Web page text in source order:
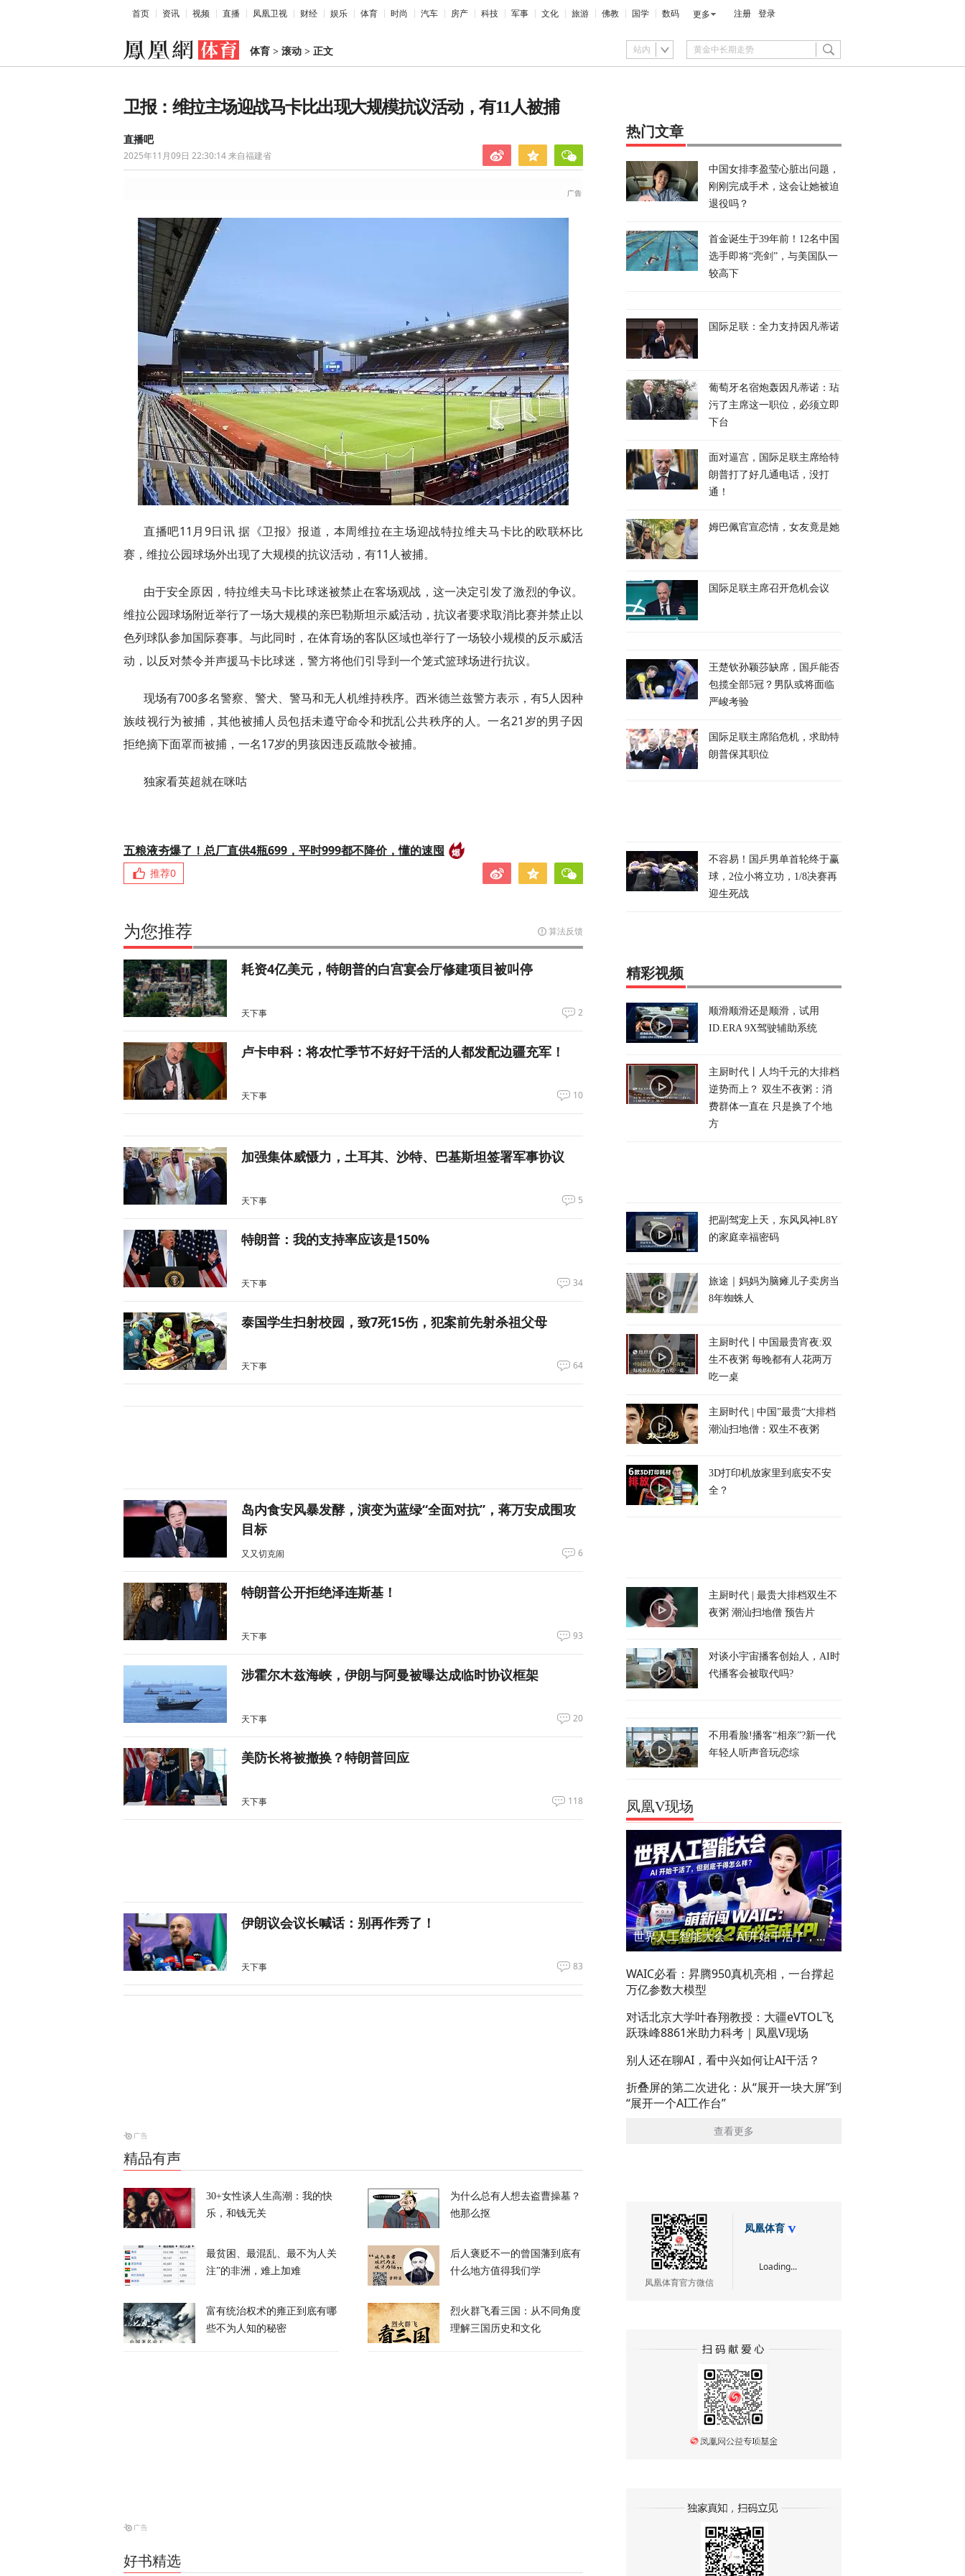
首页 资讯 视频 直播 凤凰卫视 财经 娱乐 体育 时尚 汽车 房产 科技 军事 文化 旅游 佛教 国学 数码 更多 注册 登录
体育 > 滚动 > 正文 站内
卫报：维拉主场迎战马卡比出现大规模抗议活动，有11人被捕
直播吧
2025年11月09日 22:30:14来自福建省
直播吧11月9日讯 据《卫报》报道，本周维拉在主场迎战特拉维夫马卡比的欧联杯比
赛，维拉公园球场外出现了大规模的抗议活动，有11人被捕。
由于安全原因，特拉维夫马卡比球迷被禁止在客场观战，这一决定引发了激烈的争议。
维拉公园球场附近举行了一场大规模的亲巴勒斯坦示威活动，抗议者要求取消比赛并禁止以
色列球队参加国际赛事。与此同时，在体育场的客队区域也举行了一场较小规模的反示威活
动，以反对禁令并声援马卡比球迷，警方将他们引导到一个笼式篮球场进行抗议。
现场有700多名警察、警犬、警马和无人机维持秩序。西米德兰兹警方表示，有5人因种
族歧视行为被捕，其他被捕人员包括未遵守命令和扰乱公共秩序的人。一名21岁的男子因
拒绝摘下面罩而被捕，一名17岁的男孩因违反疏散令被捕。
独家看英超就在咪咕
五粮液夯爆了！总厂直供4瓶699，平时999都不降价，懂的速囤
推荐0
为您推荐 算法反馈
耗资4亿美元，特朗普的白宫宴会厅修建项目被叫停
天下事 2
卢卡申科：将农忙季节不好好干活的人都发配边疆充军！
天下事 10
加强集体威慑力，土耳其、沙特、巴基斯坦签署军事协议
天下事 5
特朗普：我的支持率应该是150%
天下事 34
泰国学生扫射校园，致7死15伤，犯案前先射杀祖父母
天下事 64
岛内食安风暴发酵，演变为蓝绿“全面对抗”，蒋万安成围攻
目标
又又切克闹 6
特朗普公开拒绝泽连斯基！
天下事 93
涉霍尔木兹海峡，伊朗与阿曼被曝达成临时协议框架
天下事 20
美防长将被撤换？特朗普回应
天下事 118
伊朗议会议长喊话：别再作秀了！
天下事 83
特朗普所乘直升机遭遇飞行安全事件，现场监控画面曝光
天下事
岛内演习首日，台军丢盔弃甲，赖清德深夜逃跑，赌解放军
精品有声
30+女性谈人生高潮：我的快
乐，和钱无关
为什么总有人想去盗曹操墓？
他那么抠
最贫困、最混乱、最不为人关
注”的非洲，难上加难
后人褒贬不一的曾国藩到底有
什么地方值得我们学
富有统治权术的雍正到底有哪
些不为人知的秘密
烈火群飞看三国：从不同角度
理解三国历史和文化
好书精选
热门文章
中国女排李盈莹心脏出问题，
刚刚完成手术，这会让她被迫
退役吗？
首金诞生于39年前！12名中国
选手即将“亮剑”，与美国队一
较高下
国际足联：全力支持因凡蒂诺
葡萄牙名宿炮轰因凡蒂诺：玷
污了主席这一职位，必须立即
下台
面对逼宫，国际足联主席给特
朗普打了好几通电话，没打
通！
姆巴佩官宣恋情，女友竟是她
国际足联主席召开危机会议
王楚钦孙颖莎缺席，国乒能否
包揽全部5冠？男队或将面临
严峻考验
国际足联主席陷危机，求助特
朗普保其职位
不容易！国乒男单首轮终于赢
球，2位小将立功，1/8决赛再
迎生死战
精彩视频
顺滑顺滑还是顺滑，试用
ID.ERA 9X驾驶辅助系统
主厨时代丨人均千元的大排档
逆势而上？ 双生不夜粥：消
费群体一直在 只是换了个地
方
把副驾宠上天，东风风神L8Y
的家庭幸福密码
旅途｜妈妈为脑瘫儿子卖房当
8年蜘蛛人
主厨时代丨中国最贵宵夜:双
生不夜粥 每晚都有人花两万
吃一桌
主厨时代 | 中国”最贵“大排档
潮汕扫地僧：双生不夜粥
3D打印机放家里到底安不安
全？
主厨时代 | 最贵大排档双生不
夜粥 潮汕扫地僧 预告片
对谈小宇宙播客创始人，AI时
代播客会被取代吗?
不用看脸!播客“相亲”?新一代
年轻人听声音玩恋综
凤凰V现场
世界人工智能大会：AI开始干活了，但到底干的怎么样？萌新闯WAIC
WAIC必看：昇腾950真机亮相，一台撑起
万亿参数大模型
对话北京大学叶春翔教授：大疆eVTOL飞
跃珠峰8861米助力科考｜凤凰V现场
别人还在聊AI，看中兴如何让AI干活？
折叠屏的第二次进化：从“展开一块大屏”到
“展开一个AI工作台”
查看更多
凤凰体育官方微信
凤凰体育
Loading...